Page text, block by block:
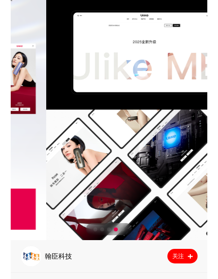
翰臣科技 关注